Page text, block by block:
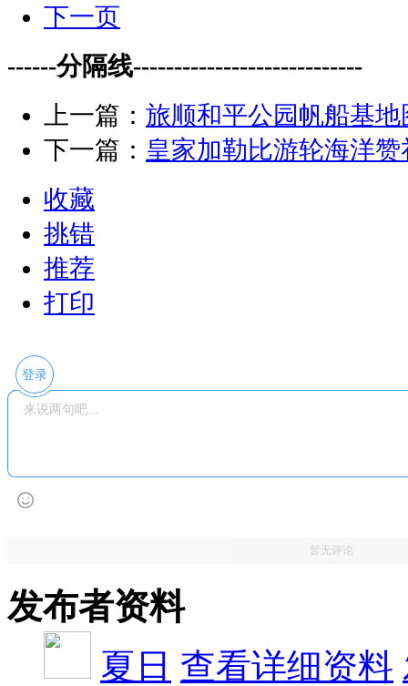
下一页
------分隔线----------------------------
上一篇： 旅顺和平公园帆船基地
下一篇： 皇家加勒比游轮海洋
收藏
挑错
推荐
打印
登录
暂无评论
发布者资料
夏日 查看详细资料